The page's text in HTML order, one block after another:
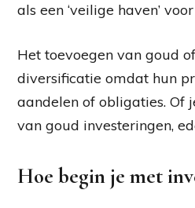
als een ‘veilige haven’
Het toevoegen van goud
diversificatie omdat hun
aandelen of obligaties. Of
van goud investeringen,
Hoe begin je met